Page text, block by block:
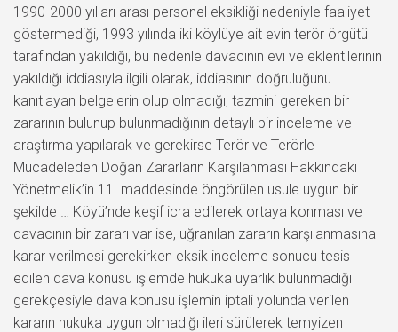
1990-2000 yılları arası personel eksikliği nedeniyle faaliyet
göstermediği, 1993 yılında iki köylüye ait evin terör örgütü
tarafından yakıldığı, bu nedenle davacının evi ve eklentilerinin
yakıldığı iddiasıyla ilgili olarak, iddiasının doğruluğunu
kanıtlayan belgelerin olup olmadığı, tazmini gereken bir
zararının bulunup bulunmadığının detaylı bir inceleme ve
araştırma yapılarak ve gerekirse Terör ve Terörle
Mücadeleden Doğan Zararların Karşılanması Hakkındaki
Yönetmelik’in 11. maddesinde öngörülen usule uygun bir
şekilde … Köyü’nde keşif icra edilerek ortaya konması ve
davacının bir zararı var ise, uğranılan zararın karşılanmasına
karar verilmesi gerekirken eksik inceleme sonucu tesis
edilen dava konusu işlemde hukuka uyarlık bulunmadığı
gerekçesiyle dava konusu işlemin iptali yolunda verilen
kararın hukuka uygun olmadığı ileri sürülerek temyizen